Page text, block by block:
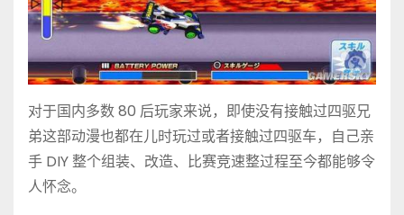
对于国内多数 80 后玩家来说，即使没有接触过四驱兄
弟这部动漫也都在儿时玩过或者接触过四驱车，自己亲
手 DIY 整个组装、改造、比赛竞速整过程至今都能够令
人怀念。